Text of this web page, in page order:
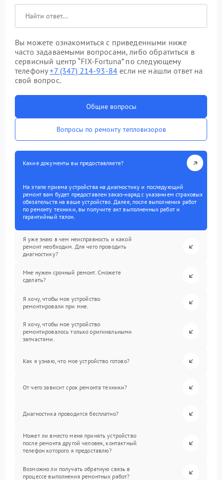
Вы можете ознакомиться с приведенными ниже
часто задаваемыми вопросами, либо обратиться в
сервисный центр “FIX-Fortuna” по следующему
телефону+7 (347) 214-93-84 если не нашли ответ на
свой вопрос.
Общие вопросы
Вопросы по ремонту тепловизоров
Какие документы вы предоставляете?
На этапе приема устройства на диагностику и последующий
ремонт вам будет предоставлен заказ-наряд с указанием страховых
обязательств на ваше устройство. Далее, после выполнения работ
по ремонту техники, вы получите акт выполненных работ и
гарантийный талон.
Я уже знаю в чем неисправность и какой
ремонт необходим. Для чего проводить
диагностику?
Мне нужен срочный ремонт. Сможете
сделать?
Я хочу, чтобы мое устройство
ремонтировали при мне.
Я хочу, чтобы мое устройство
ремонтировалось только оригинальными
запчастями.
Как я узнаю, что мое устройство готово?
От чего зависит срок ремонта техники?
Диагностика проводится бесплатно?
Может ли вместо меня принять устройство
после ремонта другой человек, контактный
телефон которого я предоставлю?
Возможно ли получать обратную связь в
процессе выполнения ремонтных работ?